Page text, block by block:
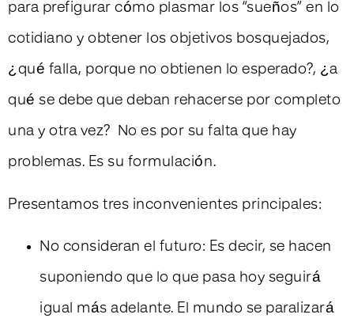
para prefigurar cómo plasmar los “sueños” en lo
cotidiano y obtener los objetivos bosquejados,
¿qué falla, porque no obtienen lo esperado?, ¿a
qué se debe que deban rehacerse por completo
una y otra vez? No es por su falta que hay
problemas. Es su formulación.
Presentamos tres inconvenientes principales:
No consideran el futuro: Es decir, se hacen
suponiendo que lo que pasa hoy seguirá
igual más adelante. El mundo se paralizará